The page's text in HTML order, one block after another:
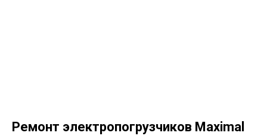
Ремонт электропогрузчиков Maximal